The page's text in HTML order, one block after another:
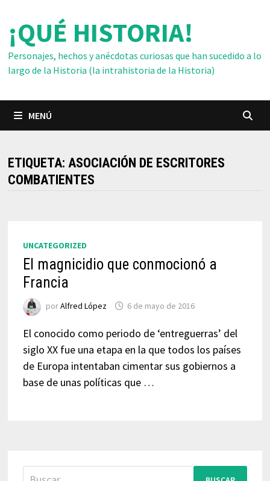
contenido
¡QUÉ HISTORIA!
Personajes, hechos y anécdotas curiosas que han sucedido a lo
largo de la Historia (la intrahistoria de la Historia)
MENÚ
ETIQUETA: ASOCIACIÓN DE ESCRITORES
COMBATIENTES
UNCATEGORIZED
El magnicidio que conmocionó a
Francia
porAlfred López 6 de mayo de 2016
El conocido como periodo de ‘entreguerras’ del
siglo XX fue una etapa en la que todos los países
de Europa intentaban cimentar sus gobiernos a
base de unas políticas que …
Buscar: